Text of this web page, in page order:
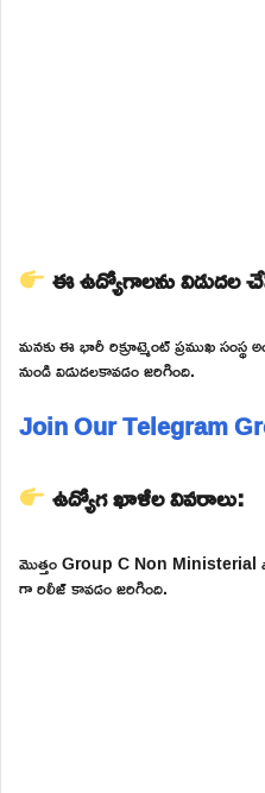
ఈ ఉద్యోగాలను విడుదల
మనకు ఈ భారీ రిక్రూట్మెంట్ ప్రముఖ
నుండి విడుదలకావడం జరిగింది.
Join Our Telegram
ఉద్యోగ ఖాళీల వివరాలు:
మొత్తం Group C Non
గా రిలీజ్ కావడం జరిగింది.